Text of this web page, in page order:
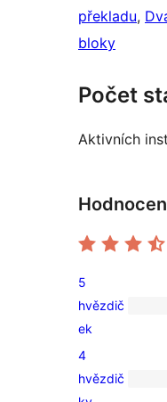
překladu,
bloky
Počet
Aktivních
5
5hvězdičkové
hodnocení
5
hvězdič
ek
0
4
hvězdič